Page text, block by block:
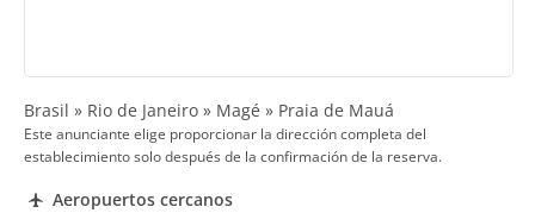
Brasil » Rio de Janeiro » Magé » Praia de Mauá
Este anunciante elige proporcionar la dirección completa del
establecimiento solo después de la confirmación de la reserva.
Aeropuertos cercanos